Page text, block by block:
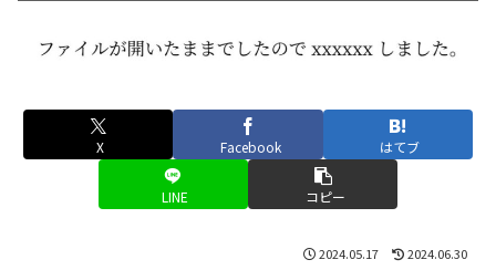
X Facebook はてブ
LINE コピー
2024.05.17 2024.06.30